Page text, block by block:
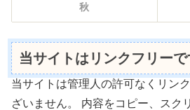
秋
当サイトはリンクフリー
当サイトは管理人の許可なくリン
ざいません。 内容をコピー、スク